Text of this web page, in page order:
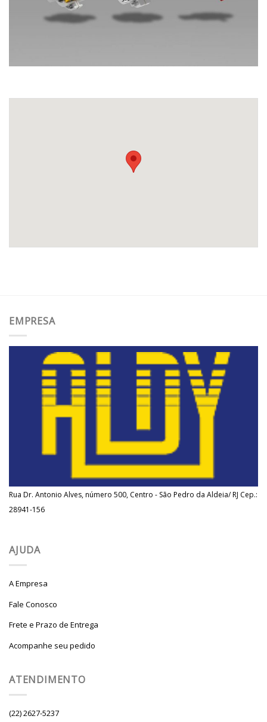
EMPRESA
Rua Dr. Antonio Alves, número 500, Centro - São Pedro da Aldeia/ RJ Cep.:
28941-156
AJUDA
A Empresa
Fale Conosco
Frete e Prazo de Entrega
Acompanhe seu pedido
ATENDIMENTO
(22) 2627-5237